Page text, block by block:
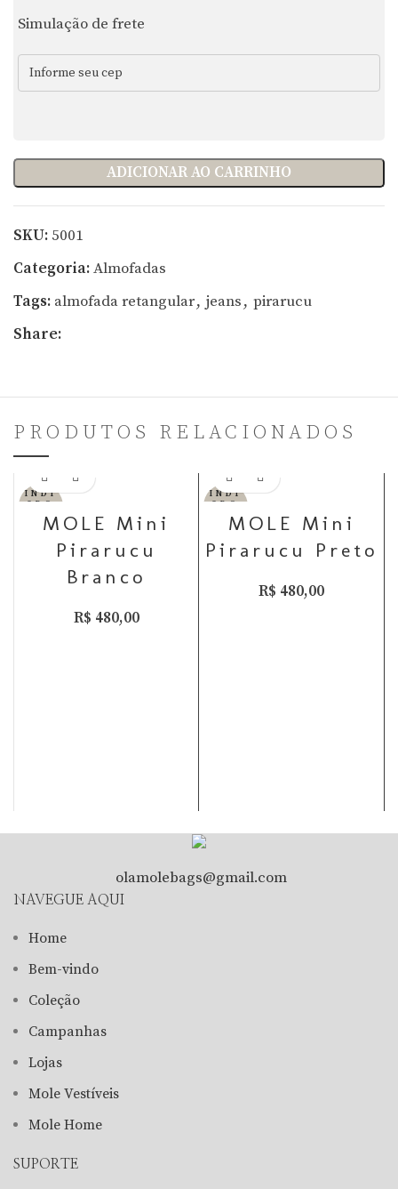
Simulação de frete
ADICIONAR AO CARRINHO
SKU: 5001
Categoria:Almofadas
Tags: almofada retangular, jeans, pirarucu
Share:
PRODUTOS RELACIONADOS
INDI
SPO
NÍV
ELMOLE Mini
Pirarucu
Branco
R$ 480,00
INDI
SPO
NÍV
ELMOLE Mini
Pirarucu Preto
R$ 480,00
olamolebags@gmail.com
NAVEGUE AQUI
Home
Bem-vindo
Coleção
Campanhas
Lojas
Mole Vestíveis
Mole Home
SUPORTE